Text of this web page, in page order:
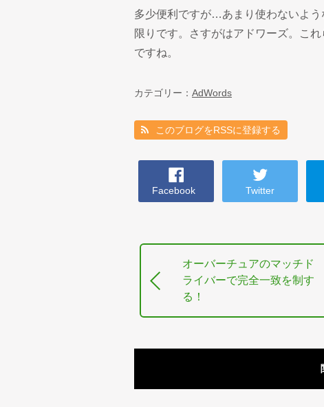
多少便利ですが…あまり使わないよ
限りです。さすがはアドワーズ。こ
ですね。
カテゴリー： AdWords
このブログをRSSに登録する
Facebook Twitter
オーバーチュアのマッチド
ライバーで完全一致を制す
る！